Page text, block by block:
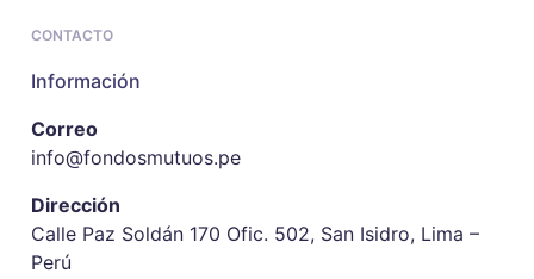
CONTACTO
Información
Correo
info@fondosmutuos.pe
Dirección
Calle Paz Soldán 170 Ofic. 502, San Isidro, Lima –
Perú